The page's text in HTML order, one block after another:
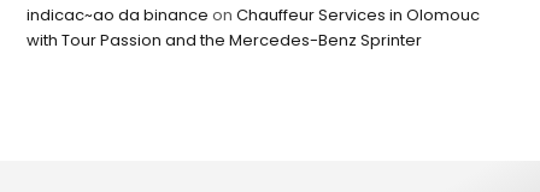
indicac~ao da binance onChauffeur Services in Olomouc
with Tour Passion and the Mercedes-Benz Sprinter